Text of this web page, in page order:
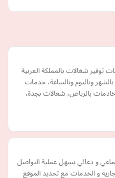
شغالات بالمملكة العربية
وباليوم وبالساعة، خدمات
بالرياض، شغالات بجدة،
و دعائي يسهل عملية التواصل
و الخدمات مع تحديد الموقع